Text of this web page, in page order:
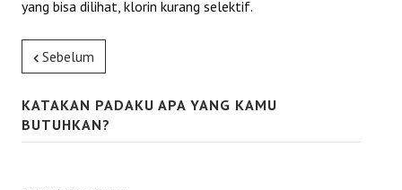
yang bisa dilihat, klorin kurang selektif.
Sebelum
KATAKAN PADAKU APA YANG KAMU
BUTUHKAN?